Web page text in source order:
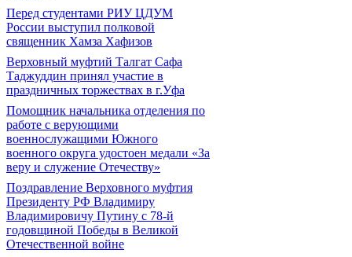
Перед студентами РИУ ЦДУМ
России выступил полковой
священник Хамза Хафизов
Верховный муфтий Талгат Сафа
Таджуддин принял участие в
праздничных торжествах в г.Уфа
Помощник начальника отделения по
работе с верующими
военнослужащими Южного
военного округа удостоен медали «За
веру и служение Отечеству»
Поздравление Верховного муфтия
Президенту РФ Владимиру
Владимировичу Путину с 78-й
годовщиной Победы в Великой
Отечественной войне